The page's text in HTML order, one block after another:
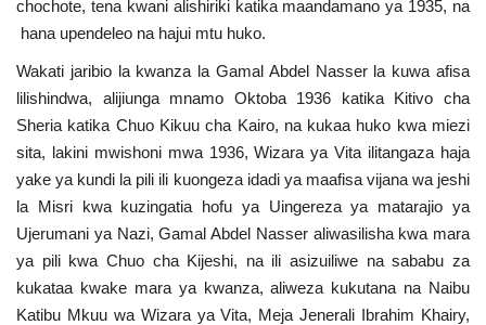
chochote, tena kwani alishiriki katika maandamano ya 1935, na
hana upendeleo na hajui mtu huko.
Wakati jaribio la kwanza la Gamal Abdel Nasser la kuwa afisa
lilishindwa, alijiunga mnamo Oktoba 1936 katika Kitivo cha
Sheria katika Chuo Kikuu cha Kairo, na kukaa huko kwa miezi
sita, lakini mwishoni mwa 1936, Wizara ya Vita ilitangaza haja
yake ya kundi la pili ili kuongeza idadi ya maafisa vijana wa jeshi
la Misri kwa kuzingatia hofu ya Uingereza ya matarajio ya
Ujerumani ya Nazi, Gamal Abdel Nasser aliwasilisha kwa mara
ya pili kwa Chuo cha Kijeshi, na ili asizuiliwe na sababu za
kukataa kwake mara ya kwanza, aliweza kukutana na Naibu
Katibu Mkuu wa Wizara ya Vita, Meja Jenerali Ibrahim Khairy,